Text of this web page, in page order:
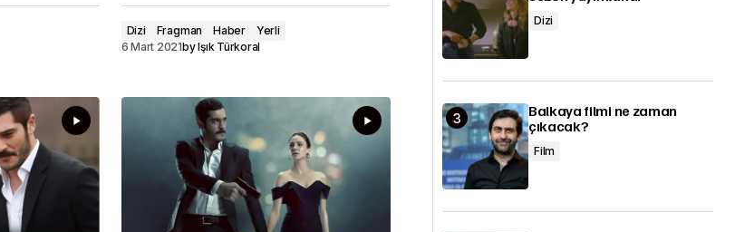
Dizi Fragman Haber
Yerli
6 Mart 2021byIşık Türkoral
Dizi
Balkaya filmi ne zaman
çıkacak?
Film